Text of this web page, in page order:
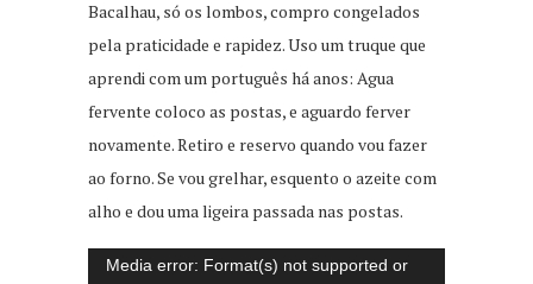
Bacalhau, só os lombos, compro congelados
pela praticidade e rapidez. Uso um truque que
aprendi com um português há anos: Agua
fervente coloco as postas, e aguardo ferver
novamente. Retiro e reservo quando vou fazer
ao forno. Se vou grelhar, esquento o azeite com
alho e dou uma ligeira passada nas postas.
Tocador
Media error: Format(s) not supported or